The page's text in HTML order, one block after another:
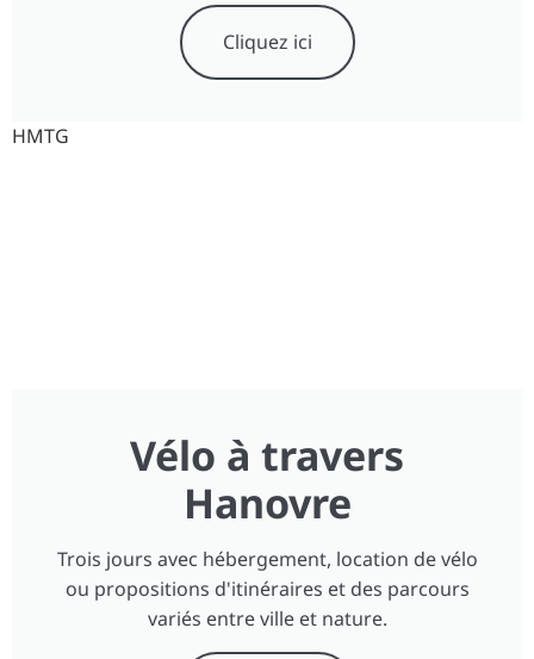
Cliquez ici
HMTG
Vélo à travers
Hanovre
Trois jours avec hébergement, location de vélo
ou propositions d'itinéraires et des parcours
variés entre ville et nature.